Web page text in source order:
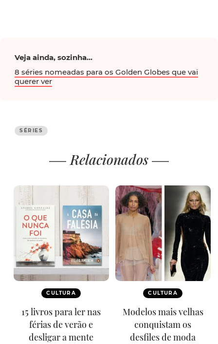
Veja ainda, sozinha...
8 séries nomeadas para os Golden Globes que vai
querer ver
SÉRIES
Relacionados
CULTURA
15 livros para ler nas
férias de verão e
desligar a mente
CULTURA
Modelos mais velhas
conquistam os
desfiles de moda